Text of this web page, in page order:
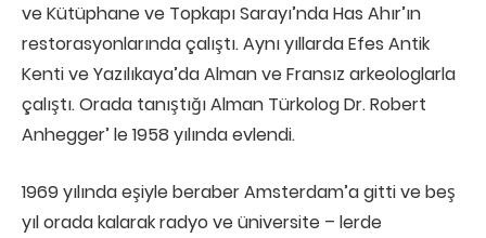
ve Kütüphane ve Topkapı Sarayı’nda Has Ahır’ın
restorasyonlarında çalıştı. Aynı yıllarda Efes Antik
Kenti ve Yazılıkaya’da Alman ve Fransız arkeologlarla
çalıştı. Orada tanıştığı Alman Türkolog Dr. Robert
Anhegger’ le 1958 yılında evlendi.
1969 yılında eşiyle beraber Amsterdam’a gitti ve beş
yıl orada kalarak radyo ve üniversite – lerde